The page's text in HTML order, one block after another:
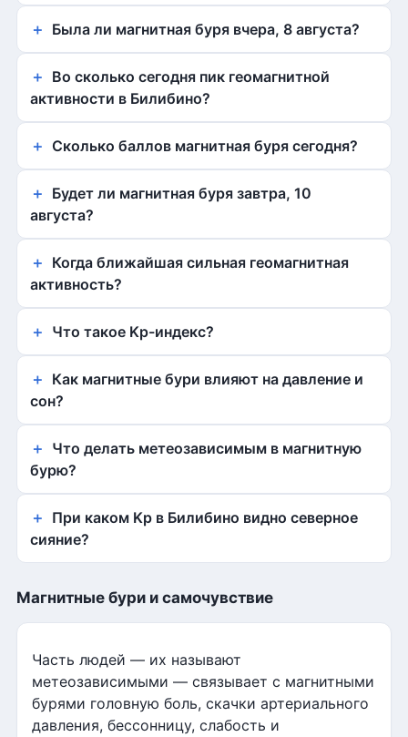
Была ли магнитная буря вчера, 8 августа?
Во сколько сегодня пик геомагнитной
активности в Билибино?
Сколько баллов магнитная буря сегодня?
Будет ли магнитная буря завтра, 10
августа?
Когда ближайшая сильная геомагнитная
активность?
Что такое Kp-индекс?
Как магнитные бури влияют на давление и
сон?
Что делать метеозависимым в магнитную
бурю?
При каком Kp в Билибино видно северное
сияние?
Магнитные бури и самочувствие
Часть людей — их называют
метеозависимыми — связывает с магнитными
бурями головную боль, скачки артериального
давления, бессонницу, слабость и